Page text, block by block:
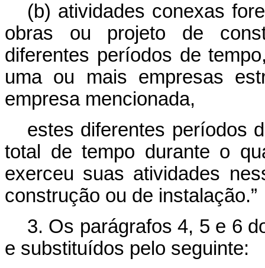
(b) atividades conexas
obras ou projeto de
diferentes períodos de
uma ou mais empresas
empresa mencionada,
estes diferentes períodos
total de tempo durante o
exerceu suas atividades
construção ou de instalação.”
3. Os parágrafos 4, 5 e 6
e substituídos pelo seguinte: